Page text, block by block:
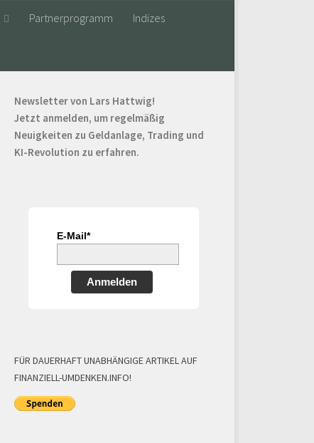
Partnerprogramm Indizes
Newsletter von Lars Hattwig!
Jetzt anmelden, um regelmäßig
Neuigkeiten zu Geldanlage, Trading und
KI-Revolution zu erfahren.
E-Mail*
Anmelden
FÜR DAUERHAFT UNABHÄNGIGE ARTIKEL AUF
FINANZIELL-UMDENKEN.INFO!